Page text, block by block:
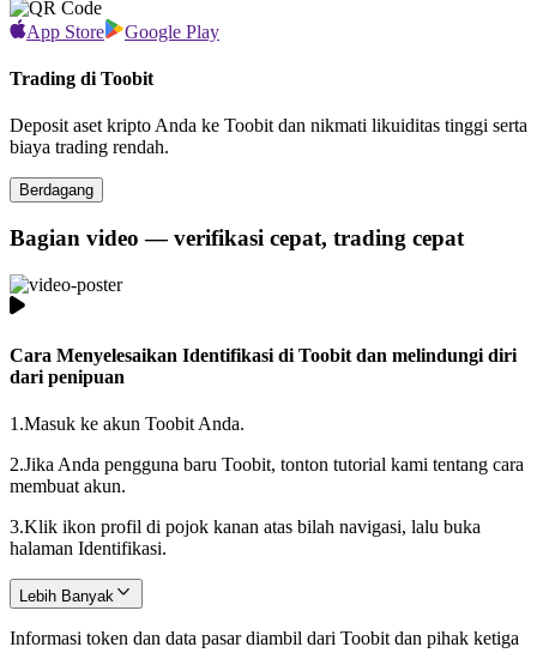
App Store Google Play
Trading di Toobit
Deposit aset kripto Anda ke Toobit dan nikmati likuiditas tinggi serta
biaya trading rendah.
Berdagang
Bagian video — verifikasi cepat, trading cepat
Cara Menyelesaikan Identifikasi di Toobit dan melindungi diri
dari penipuan
1.Masuk ke akun Toobit Anda.
2.Jika Anda pengguna baru Toobit, tonton tutorial kami tentang cara
membuat akun.
3.Klik ikon profil di pojok kanan atas bilah navigasi, lalu buka
halaman Identifikasi.
Lebih Banyak
Informasi token dan data pasar diambil dari Toobit dan pihak ketiga